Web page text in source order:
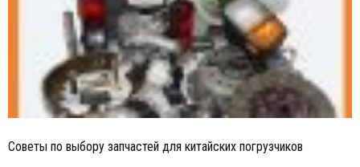
Советы по выбору запчастей для китайских погрузчиков